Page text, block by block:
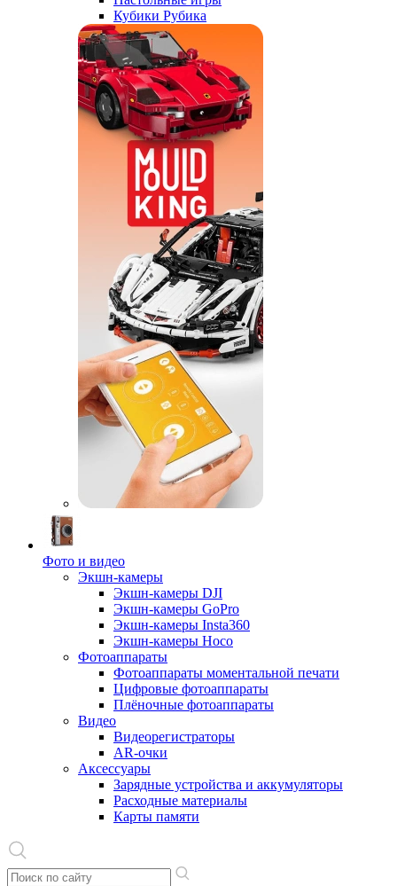
Кубики Рубика
Фото и видео
Экшн-камеры
Экшн-камеры DJI
Экшн-камеры GoPro
Экшн-камеры Insta360
Экшн-камеры Hoco
Фотоаппараты
Фотоаппараты моментальной печати
Цифровые фотоаппараты
Плёночные фотоаппараты
Видео
Видеорегистраторы
AR-очки
Аксессуары
Зарядные устройства и аккумуляторы
Расходные материалы
Карты памяти